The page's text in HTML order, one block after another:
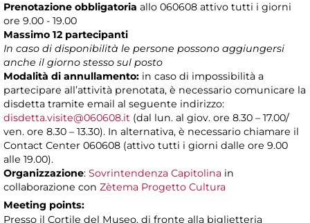
Prenotazione obbligatoria allo 060608 attivo tutti i giorni
ore 9.00 - 19.00
Massimo 12 partecipanti
In caso di disponibilità le persone possono aggiungersi
anche il giorno stesso sul posto
Modalità di annullamento: in caso di impossibilità a
partecipare all’attività prenotata, è necessario comunicare la
disdetta tramite email al seguente indirizzo:
disdetta.visite@060608.it (dal lun. al giov. ore 8.30 – 17.00/
ven. ore 8.30 – 13.30). In alternativa, è necessario chiamare il
Contact Center 060608 (attivo tutti i giorni dalle ore 9.00
alle 19.00).
Organizzazione: Sovrintendenza Capitolina in
collaborazione con Zètema Progetto Cultura
Meeting points:
Presso il Cortile del Museo, di fronte alla biglietteria